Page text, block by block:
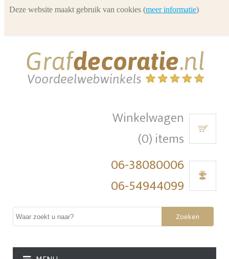
Winkelwagen
(0) items
06-38080006
06-54944099
Zoeken
Deze website maakt gebruik van cookies (meer informatie)